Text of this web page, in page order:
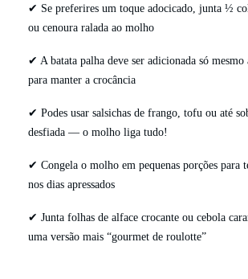
✔ Se preferires um toque adocicado, junta ½
ou cenoura ralada ao molho
✔ A batata palha deve ser adicionada só mesmo
para manter a crocância
✔ Podes usar salsichas de frango, tofu ou até
desfiada — o molho liga tudo!
✔ Congela o molho em pequenas porções para
nos dias apressados
✔ Junta folhas de alface crocante ou cebola
uma versão mais “gourmet de roulotte”